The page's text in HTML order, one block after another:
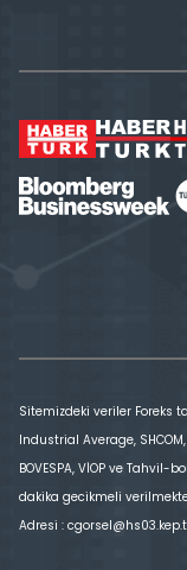
Sitemizdeki veriler Foreks
Industrial Average, SHCOM,
BOVESPA, VİOP ve Tahvil-
dakika gecikmeli
Adresi :